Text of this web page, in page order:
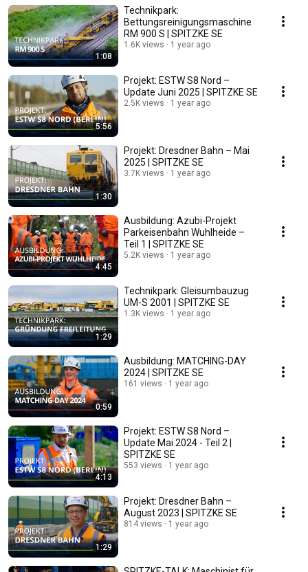
1:08
Technikpark:
Bettungsreinigungsmaschine
RM 900 S | SPITZKE SE
1.6K views 1 year ago
5:56
Projekt: ESTW S8 Nord –
Update Juni 2025 | SPITZKE SE
2.5K views 1 year ago
1:30
Projekt: Dresdner Bahn – Mai
2025 | SPITZKE SE
3.7K views 1 year ago
4:45
Ausbildung: Azubi-Projekt
Parkeisenbahn Wuhlheide –
Teil 1 | SPITZKE SE
5.2K views 1 year ago
1:29
Technikpark: Gleisumbauzug
UM-S 2001 | SPITZKE SE
1.3K views 1 year ago
0:59
Ausbildung: MATCHING-DAY
2024 | SPITZKE SE
161 views 1 year ago
4:13
Projekt: ESTW S8 Nord –
Update Mai 2024 - Teil 2 |
SPITZKE SE
553 views 1 year ago
1:29
Projekt: Dresdner Bahn –
August 2023 | SPITZKE SE
814 views 1 year ago